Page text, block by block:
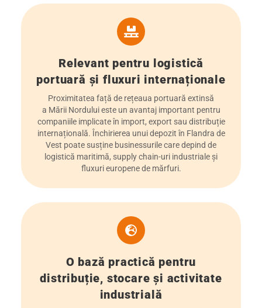
Relevant pentru logistică
portuară și fluxuri internaționale
Proximitatea față de rețeaua portuară extinsă
a Mării Nordului este un avantaj important pentru
companiile implicate în import, export sau distribuție
internațională. Închirierea unui depozit în Flandra de
Vest poate susține businessurile care depind de
logistică maritimă, supply chain-uri industriale și
fluxuri europene de mărfuri.
O bază practică pentru
distribuție, stocare și activitate
industrială